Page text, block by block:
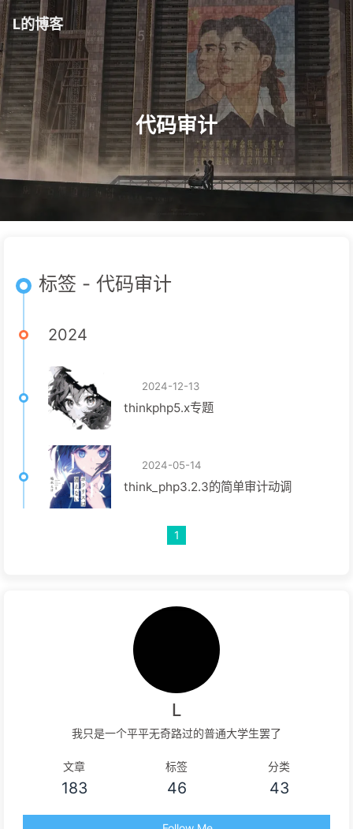
L的博客
代码审计
标签 - 代码审计
2024
2024-12-13
thinkphp5.x专题
2024-05-14
think_php3.2.3的简单审计动调
1
L
我只是一个平平无奇路过的普通大学生罢了
文章
183
标签
46
分类
43